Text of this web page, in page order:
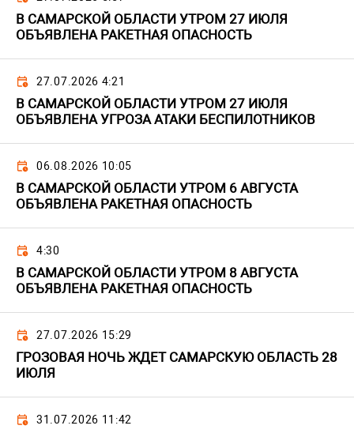
В САМАРСКОЙ ОБЛАСТИ УТРОМ 27 ИЮЛЯ
ОБЪЯВЛЕНА РАКЕТНАЯ ОПАСНОСТЬ
27.07.2026 4:21
В САМАРСКОЙ ОБЛАСТИ УТРОМ 27 ИЮЛЯ
ОБЪЯВЛЕНА УГРОЗА АТАКИ БЕСПИЛОТНИКОВ
06.08.2026 10:05
В САМАРСКОЙ ОБЛАСТИ УТРОМ 6 АВГУСТА
ОБЪЯВЛЕНА РАКЕТНАЯ ОПАСНОСТЬ
4:30
В САМАРСКОЙ ОБЛАСТИ УТРОМ 8 АВГУСТА
ОБЪЯВЛЕНА РАКЕТНАЯ ОПАСНОСТЬ
27.07.2026 15:29
ГРОЗОВАЯ НОЧЬ ЖДЕТ САМАРСКУЮ ОБЛАСТЬ 28
ИЮЛЯ
31.07.2026 11:42